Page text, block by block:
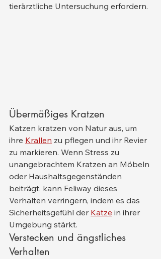
tierärztliche Untersuchung erfordern.
Übermäßiges Kratzen
Katzen kratzen von Natur aus, um
ihre Krallen zu pflegen und ihr Revier
zu markieren. Wenn Stress zu
unangebrachtem Kratzen an Möbeln
oder Haushaltsgegenständen
beiträgt, kann Feliway dieses
Verhalten verringern, indem es das
Sicherheitsgefühl der Katze in ihrer
Umgebung stärkt.
Verstecken und ängstliches
Verhalten